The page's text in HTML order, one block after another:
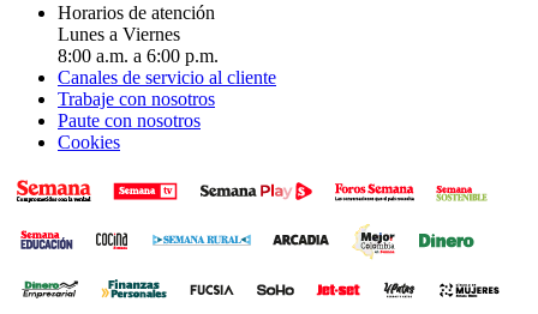
Horarios de atención
Lunes a Viernes
8:00 a.m. a 6:00 p.m.
Canales de servicio al cliente
Trabaje con nosotros
Paute con nosotros
Cookies